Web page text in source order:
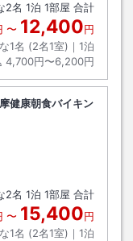
2名 1泊 1部屋 合計
〜 12,400円
1名 (2名1室)｜ 1泊
4,700円〜6,200円
健康朝食バイキン
2名 1泊 1部屋 合計
〜 15,400円
1名 (2名1室)｜ 1泊